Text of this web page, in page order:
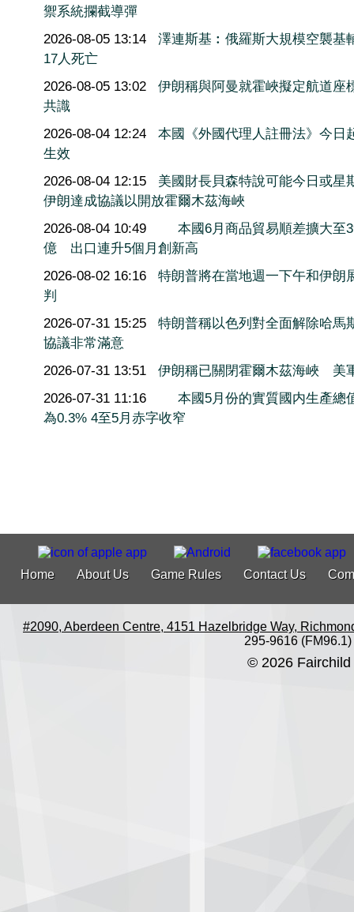
禦系統攔截導彈
2026-08-05 13:14
澤連斯基︰俄羅斯大規模空襲基
17人死亡
2026-08-05 13:02
伊朗稱與阿曼就霍峽擬定航道座
共識
2026-08-04 12:24
本國《外國代理人註冊法》今日
生效
2026-08-04 12:15
美國財長貝森特說可能今日或星
伊朗達成協議以開放霍爾木茲海峽
2026-08-04 10:49
本國6月商品貿易順差擴大至
億 出口連升5個月創新高
2026-08-02 16:16
特朗普將在當地週一下午和伊朗
判
2026-07-31 15:25
特朗普稱以色列對全面解除哈馬
協議非常滿意
2026-07-31 13:51
伊朗稱已關閉霍爾木茲海峽 美
2026-07-31 11:16
本國5月份的實質國内生產總
為0.3% 4至5月赤字收窄
Home About Us Game Rules Contact Us
#2090, Aberdeen Centre, 4151 Hazelbridge Way,
295-9616 (FM96.1)
© 2026 Fairchild